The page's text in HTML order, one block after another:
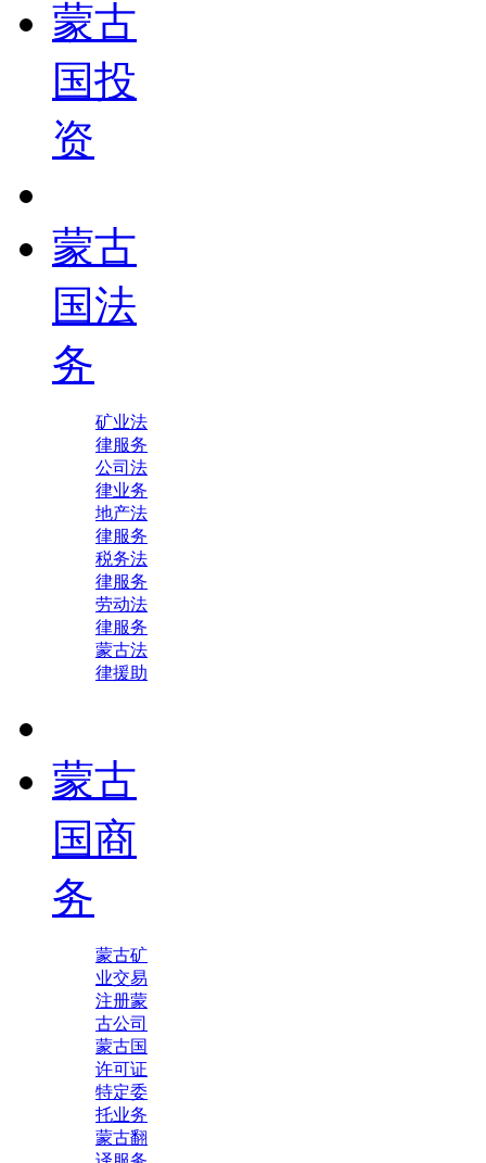
蒙古
国投
资
蒙古
国法
务
矿业法
律服务
公司法
律业务
地产法
律服务
税务法
律服务
劳动法
律服务
蒙古法
律援助
蒙古
国商
务
蒙古矿
业交易
注册蒙
古公司
蒙古国
许可证
特定委
托业务
蒙古翻